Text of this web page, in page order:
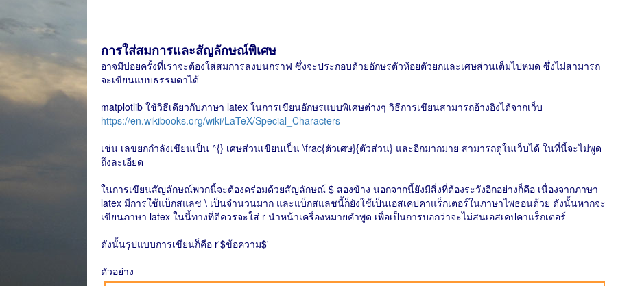
การใส่สมการและสัญลักษณ์พิเศษ
อาจมีบ่อยครั้งที่เราจะต้องใส่สมการลงบนกราฟ ซึ่งจะประกอบด้วยอักษรตัวห้อยตัวยกและเศษส่วนเต็มไปหมด ซึ่งไม่สามารถ
จะเขียนแบบธรรมดาได้
matplotlib ใช้วิธีเดียวกับภาษา latex ในการเขียนอักษรแบบพิเศษต่างๆ วิธีการเขียนสามารถอ้างอิงได้จากเว็บ
https://en.wikibooks.org/wiki/LaTeX/Special_Characters
เช่น เลขยกกำลังเขียนเป็น ^{} เศษส่วนเขียนเป็น \frac{ตัวเศษ}{ตัวส่วน} และอีกมากมาย สามารถดูในเว็บได้ ในที่นี้จะไม่พูด
ถึงละเอียด
ในการเขียนสัญลักษณ์พวกนี้จะต้องคร่อมด้วยสัญลักษณ์ $ สองข้าง นอกจากนี้ยังมีสิ่งที่ต้องระวังอีกอย่างก็คือ เนื่องจากภาษา
latex มีการใช้แบ็กสแลช \ เป็นจำนวนมาก และแบ็กสแลชนี้ก็ยังใช้เป็นเอสเคปคาแร็กเตอร์ในภาษาไพธอนด้วย ดังนั้นหากจะ
เขียนภาษา latex ในนี้ทางที่ดีควรจะใส่ r นำหน้าเครื่องหมายคำพูด เพื่อเป็นการบอกว่าจะไม่สนเอสเคปคาแร็กเตอร์
ดังนั้นรูปแบบการเขียนก็คือ r'$ข้อความ$'
ตัวอย่าง